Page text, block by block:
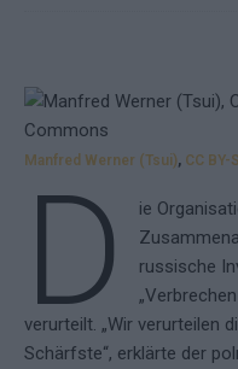
Manfred Werner (Tsui), CC BY-
D
ie
russische
verurteilt. „Wir verurteilen
Schärfste“, erklärte der